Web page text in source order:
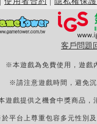
客戶問題
※本遊戲為免費使用，遊戲
※請注意遊戲時間，避免
遊戲提供之機會中獎商品，
平台上尊重包容多元性別